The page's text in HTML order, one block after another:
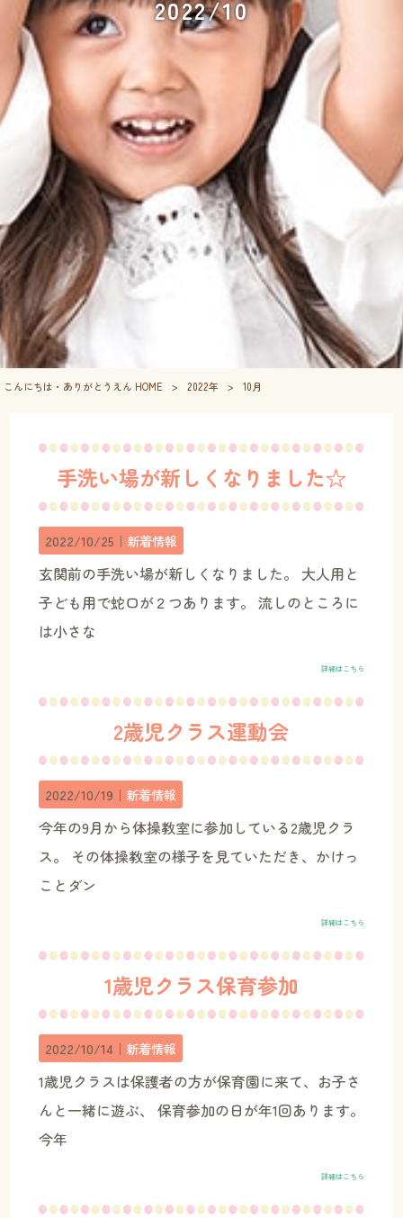
2022/10
こんにちは・ありがとうえん HOME > 2022年 > 10月
手洗い場が新しくなりました☆
2022/10/25｜ 新着情報
玄関前の手洗い場が新しくなりました。 大人用と
子ども用で蛇口が２つあります。 流しのところに
は小さな
詳細はこちら
2歳児クラス運動会
2022/10/19｜ 新着情報
今年の9月から体操教室に参加している2歳児クラ
ス。 その体操教室の様子を見ていただき、かけっ
ことダン
詳細はこちら
1歳児クラス保育参加
2022/10/14｜ 新着情報
1歳児クラスは保護者の方が保育園に来て、お子さ
んと一緒に遊ぶ、 保育参加の日が年1回あります。
今年
詳細はこちら